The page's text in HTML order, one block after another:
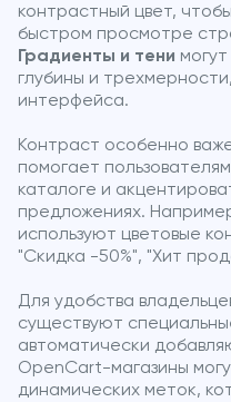
контрастный цвет,
быстром просмотре
Градиенты и тени
глубины и
интерфейса.
Контраст особенно
помогает
каталоге и
предложениях.
используют цветовые
"Скидка -50%", "Хит
Для удобства
существуют
автоматически
OpenCart-магазины
динамических меток,